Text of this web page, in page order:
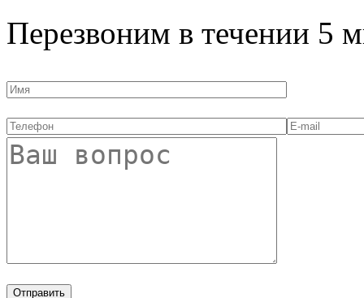
Перезвоним в течении 5